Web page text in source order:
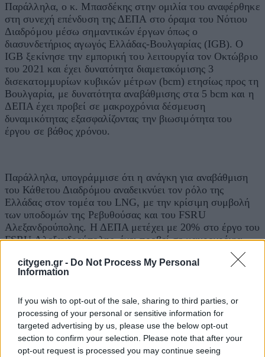
citygen.gr - Do Not Process My Personal
Information
If you wish to opt-out of the sale, sharing to third parties, or
processing of your personal or sensitive information for
targeted advertising by us, please use the below opt-out
section to confirm your selection. Please note that after your
opt-out request is processed you may continue seeing
Παράλληλα, ο κ. Μπασδέκης στην ομιλία του αναφέρθηκε
στη συνεχή επένδυση της ΔΕΠΑ στο όραμα του Νότιου
Διαδρόμου μέσω σημαντικών έργων όπως ο
διασυνδετήριος αγωγός Ελλάδας-Βουλγαρίας (IGB). Ο
IGB ξεκίνησε την εμπορική του λειτουργία τον Οκτώβριο
του 2021 και έχει δυνατότητα διαμετακόμισης 3
δισεκατομμυρίων κυβικών μέτρων (bcm) ετησίως προς τη
Βουλγαρία, με δυνατότητα αναβάθμισης στα 5 bcm και η
ΔΕΠΑ έχει προβεί σε μακροχρόνια δέσμευση
δυναμικότητας εξασφαλίζοντας την βιωσιμότητα του
έργου σε βάθος χρόνου.
Παράλληλα, υπογράμμισε ότι η ανάγκη για αναβάθμιση
του Κάθετου Διαδρόμου αναδεικνύει τον ρόλο της
Ελλάδας στον τομέα του LNG, με την κρίσιμη συμβολή
των υποδομών της Ρεβυθούσας και του FSRU
Αλεξανδρούπολης. Η ΔΕΠΑ μετέχει με 20% στο έργο του
FSRU Αλεξανδρούπολης, έχει προβεί σε μακροχρόνια
δέσμευση δυναμικότητας αεριοποίησης η οποία όπως
τόνισε συνδυαστικά με την αντίστοιχη δεσμευθείσα
δυναμικότητα στον IGB διασφαλίζουν την αδιάλειπτη
Κάθετου Διαδρόμου.
Κλείνοντας, ο κ. Μπασδέκης αναφέρθηκε στον
μετασχηματισμό της ΔΕΠΑ από μία παραδοσιακή εταιρεία
χονδρεμπορίας φυσικού αερίου σε μια ολοκληρωμένη